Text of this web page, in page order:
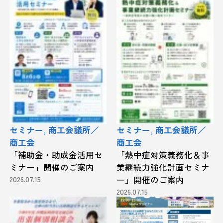
セミナー, 商工会議所／
商工会
「補助金・助成金活用セ
ミナー」開催のご案内
2026.07.15
セミナー, 商工会議所／
商工会
「熱中症対策義務化＆事
業継続力強化計画セミナ
ー」開催のご案内
2026.07.15